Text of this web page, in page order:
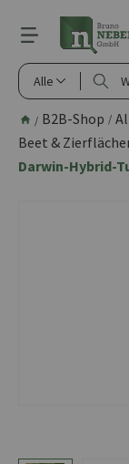
springen
Alle
/ B2B-Shop /
Beet &
Darwin-Hybrid-